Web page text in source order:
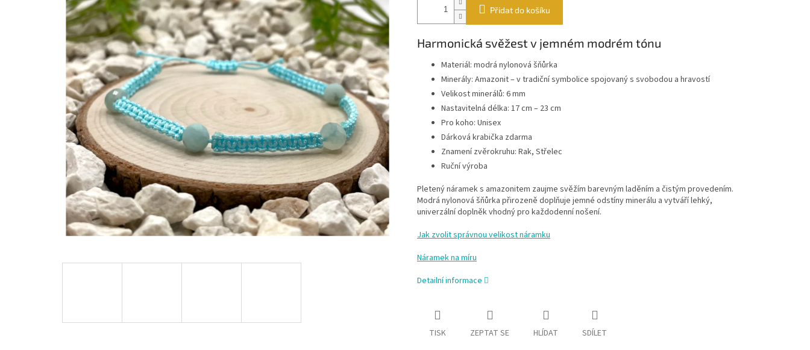
Přidat do košíku
Harmonická svěžest v jemném modrém tónu
Materiál: modrá nylonová šňůrka
Minerály: Amazonit – v tradiční symbolice spojovaný s svobodou a hravostí
Velikost minerálů: 6 mm
Nastavitelná délka: 17 cm – 23 cm
Pro koho: Unisex
Dárková krabička zdarma
Znamení zvěrokruhu: Rak, Střelec
Ruční výroba
Pletený náramek s amazonitem zaujme svěžím barevným laděním a čistým provedením.
Modrá nylonová šňůrka přirozeně doplňuje jemné odstíny minerálu a vytváří lehký,
univerzální doplněk vhodný pro každodenní nošení.
Jak zvolit správnou velikost náramku
Náramek na míru
Detailní informace
TISK ZEPTAT SE HLÍDAT SDÍLET